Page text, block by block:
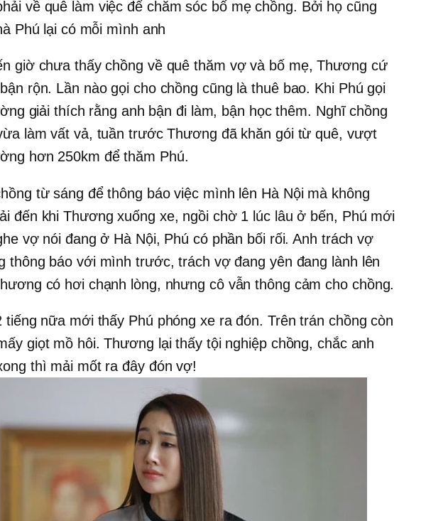
về quê làm việc để chăm sóc bố mẹ chồng. Bởi họ cũng
Phú lại có mỗi mình anh
giờ chưa thấy chồng về quê thăm vợ và bố mẹ, Thương cứ
rộn. Lần nào gọi cho chồng cũng là thuê bao. Khi Phú gọi
giải thích rằng anh bận đi làm, bận học thêm. Nghĩ chồng
làm vất vả, tuần trước Thương đã khăn gói từ quê, vượt
hơn 250km để thăm Phú.
từ sáng để thông báo việc mình lên Hà Nội mà không
đến khi Thương xuống xe, ngồi chờ 1 lúc lâu ở bến, Phú mới
vợ nói đang ở Hà Nội, Phú có phần bối rối. Anh trách vợ
thông báo với mình trước, trách vợ đang yên đang lành lên
có hơi chạnh lòng, nhưng cô vẫn thông cảm cho chồng.
nữa mới thấy Phú phóng xe ra đón. Trên trán chồng còn
giọt mồ hôi. Thương lại thấy tội nghiệp chồng, chắc anh
thì mải mốt ra đây đón vợ!